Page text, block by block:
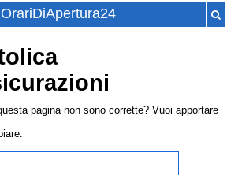
OrariDiApertura24
pagina non sono corrette? Vuoi apportare